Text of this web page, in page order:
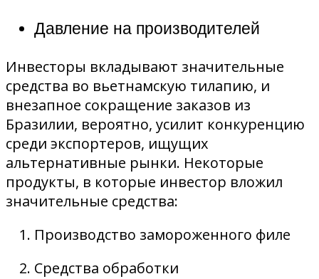
Давление на производителей
Инвесторы вкладывают значительные
средства во вьетнамскую тилапию, и
внезапное сокращение заказов из
Бразилии, вероятно, усилит конкуренцию
среди экспортеров, ищущих
альтернативные рынки. Некоторые
продукты, в которые инвестор вложил
значительные средства:
Производство замороженного филе
Средства обработки